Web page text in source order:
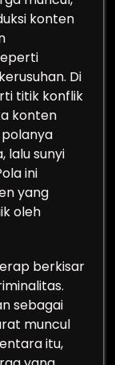
konten
Di
titik konflik
konten
lalu sunyi
ini
yang
oleh
berkisar
sebagai
muncul
itu,